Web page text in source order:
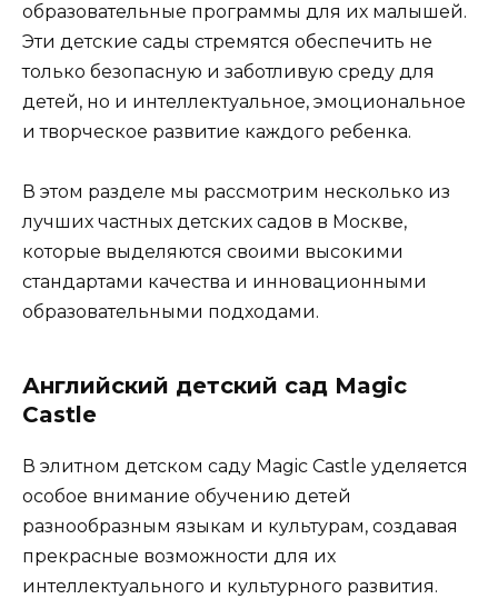
образовательные программы для их малышей.
Эти детские сады стремятся обеспечить не
только безопасную и заботливую среду для
детей, но и интеллектуальное, эмоциональное
и творческое развитие каждого ребенка.
В этом разделе мы рассмотрим несколько из
лучших частных детских садов в Москве,
которые выделяются своими высокими
стандартами качества и инновационными
образовательными подходами.
Английский детский сад Magic
Castle
В элитном детском саду Magic Castle уделяется
особое внимание обучению детей
разнообразным языкам и культурам, создавая
прекрасные возможности для их
интеллектуального и культурного развития.